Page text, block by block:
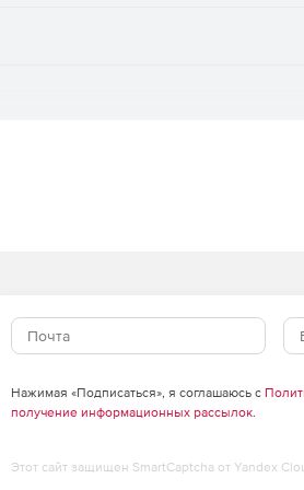
электронной подписи и паролям.
высокого уровня безопасности.
Нажимая «Подписаться», я соглашаюсь с
получение информационных рассылок.
Этот сайт защищен SmartCaptcha от Yandex